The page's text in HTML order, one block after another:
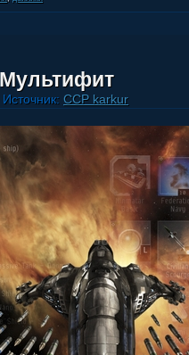
Мультифит
Источник: CCP karkur